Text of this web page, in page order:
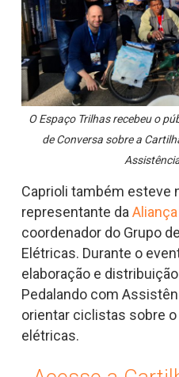
O Espaço Trilhas recebeu o
de Conversa sobre a
Caprioli também esteve
representante da
coordenador do Grupo
Elétricas. Durante o
elaboração e
Pedalando com
orientar ciclistas sobre
elétricas.